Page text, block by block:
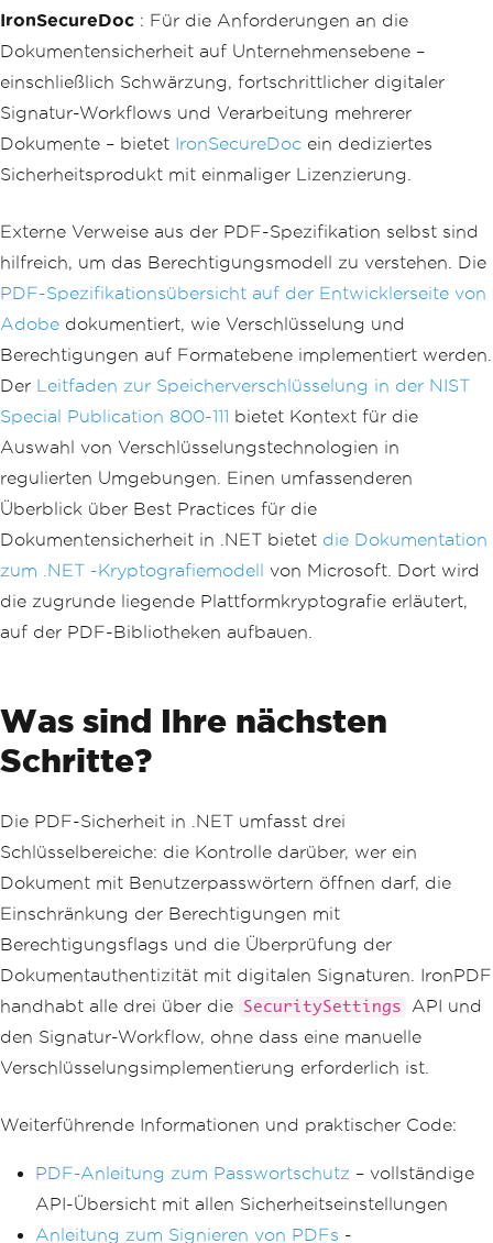
IronSecureDoc : Für die Anforderungen an die
Dokumentensicherheit auf Unternehmensebene –
einschließlich Schwärzung, fortschrittlicher digitaler
Signatur-Workflows und Verarbeitung mehrerer
Dokumente – bietet IronSecureDoc ein dediziertes
Sicherheitsprodukt mit einmaliger Lizenzierung.
Externe Verweise aus der PDF-Spezifikation selbst sind
hilfreich, um das Berechtigungsmodell zu verstehen. Die
PDF-Spezifikationsübersicht auf der Entwicklerseite von
Adobe dokumentiert, wie Verschlüsselung und
Berechtigungen auf Formatebene implementiert werden.
Der Leitfaden zur Speicherverschlüsselung in der NIST
Special Publication 800-111 bietet Kontext für die
Auswahl von Verschlüsselungstechnologien in
regulierten Umgebungen. Einen umfassenderen
Überblick über Best Practices für die
Dokumentensicherheit in .NET bietet die Dokumentation
zum .NET -Kryptografiemodell von Microsoft. Dort wird
die zugrunde liegende Plattformkryptografie erläutert,
auf der PDF-Bibliotheken aufbauen.
Was sind Ihre nächsten
Schritte?
Die PDF-Sicherheit in .NET umfasst drei
Schlüsselbereiche: die Kontrolle darüber, wer ein
Dokument mit Benutzerpasswörtern öffnen darf, die
Einschränkung der Berechtigungen mit
Berechtigungsflags und die Überprüfung der
Dokumentauthentizität mit digitalen Signaturen. IronPDF
handhabt alle drei über die
SecuritySettings
API und
den Signatur-Workflow, ohne dass eine manuelle
Verschlüsselungsimplementierung erforderlich ist.
Weiterführende Informationen und praktischer Code:
PDF-Anleitung zum Passwortschutz – vollständige
API-Übersicht mit allen Sicherheitseinstellungen
Anleitung zum Signieren von PDFs -